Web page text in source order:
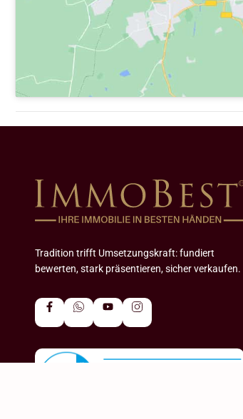
Tradition trifft Umsetzungskraft: fundiert
bewerten, stark präsentieren, sicher verkaufen.